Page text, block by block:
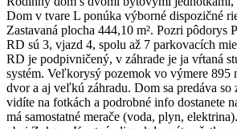
Dom v tvare L ponúka výborné dispozičné
Zastavaná plocha 444,10 m². Pozri pôdorys
RD sú 3, vjazd 4, spolu až 7 parkovacích
RD je podpivničený, v záhrade je ja vŕtaná
systém. Veľkorysý pozemok vo výmere 895
dvor a aj veľkú záhradu. Dom sa predáva so
vidíte na fotkách a podrobné info dostanete
má samostatné merače (voda, plyn,